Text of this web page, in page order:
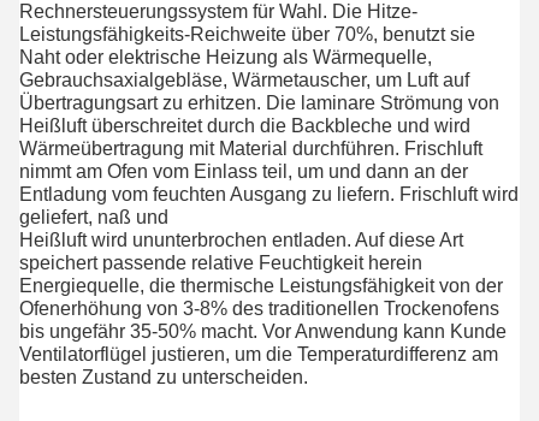
Rechnersteuerungssystem für Wahl. Die Hitze-
Leistungsfähigkeits-Reichweite über 70%, benutzt sie
Naht oder elektrische Heizung als Wärmequelle,
Gebrauchsaxialgebläse, Wärmetauscher, um Luft auf
Übertragungsart zu erhitzen. Die laminare Strömung von
Heißluft überschreitet durch die Backbleche und wird
Wärmeübertragung mit Material durchführen. Frischluft
nimmt am Ofen vom Einlass teil, um und dann an der
Entladung vom feuchten Ausgang zu liefern. Frischluft wird
geliefert, naß und
Heißluft wird ununterbrochen entladen. Auf diese Art
speichert passende relative Feuchtigkeit herein
Energiequelle, die thermische Leistungsfähigkeit von der
Ofenerhöhung von 3-8% des traditionellen Trockenofens
bis ungefähr 35-50% macht. Vor Anwendung kann Kunde
Ventilatorflügel justieren, um die Temperaturdifferenz am
besten Zustand zu unterscheiden.